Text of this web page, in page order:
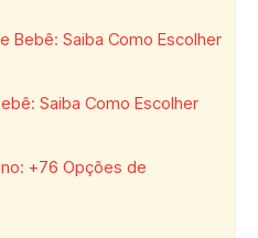
Bebê: Saiba Como Escolher
Saiba Como Escolher
+76 Opções de